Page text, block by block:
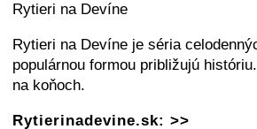
Rytieri na Devíne
Rytieri na Devíne je séria
populárnou formou približujú
na koňoch.
Rytierinadevine.sk: >>